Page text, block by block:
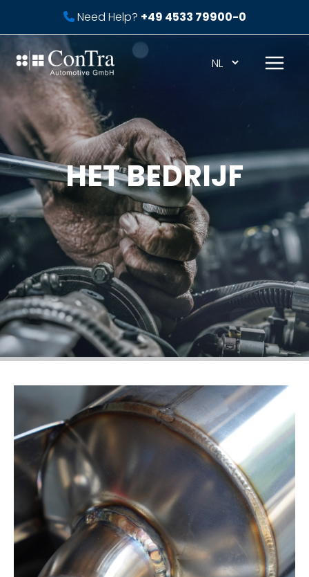
naar
inhoud
Need Help? +49 4533 79900-0
Main
HET BEDRIJF